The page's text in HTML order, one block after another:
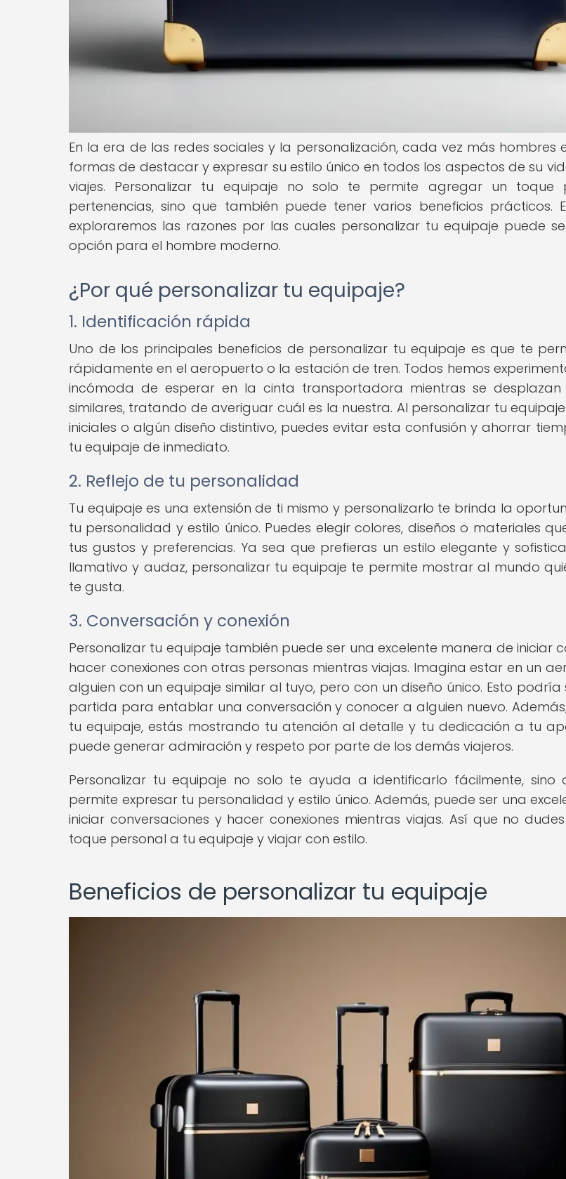
En la era de las redes sociales y la personalización, cada vez más hombres
formas de destacar y expresar su estilo único en todos los aspectos de su
viajes. Personalizar tu equipaje no solo te permite agregar un toque
pertenencias, sino que también puede tener varios beneficios prácticos.
exploraremos las razones por las cuales personalizar tu equipaje puede
opción para el hombre moderno.
¿Por qué personalizar tu equipaje?
1. Identificación rápida
Uno de los principales beneficios de personalizar tu equipaje es que te
rápidamente en el aeropuerto o la estación de tren. Todos hemos
incómoda de esperar en la cinta transportadora mientras se desplazan
similares, tratando de averiguar cuál es la nuestra. Al personalizar tu
iniciales o algún diseño distintivo, puedes evitar esta confusión y ahorrar
tu equipaje de inmediato.
2. Reflejo de tu personalidad
Tu equipaje es una extensión de ti mismo y personalizarlo te brinda la
tu personalidad y estilo único. Puedes elegir colores, diseños o materiales
tus gustos y preferencias. Ya sea que prefieras un estilo elegante y
llamativo y audaz, personalizar tu equipaje te permite mostrar al mundo
te gusta.
3. Conversación y conexión
Personalizar tu equipaje también puede ser una excelente manera de iniciar
hacer conexiones con otras personas mientras viajas. Imagina estar en un
alguien con un equipaje similar al tuyo, pero con un diseño único. Esto
partida para entablar una conversación y conocer a alguien nuevo.
tu equipaje, estás mostrando tu atención al detalle y tu dedicación a tu
puede generar admiración y respeto por parte de los demás viajeros.
Personalizar tu equipaje no solo te ayuda a identificarlo fácilmente, sino
permite expresar tu personalidad y estilo único. Además, puede ser una
iniciar conversaciones y hacer conexiones mientras viajas. Así que no
toque personal a tu equipaje y viajar con estilo.
Beneficios de personalizar tu equipaje